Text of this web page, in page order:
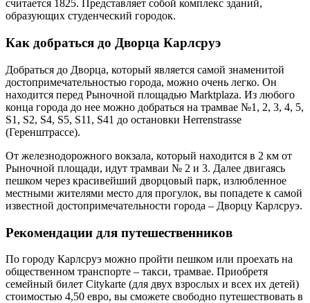
считается 1825. Представляет собой комплекс зданий,
образующих студенческий городок.
Как добраться до Дворца Карлсруэ
Добраться до Дворца, который является самой знаменитой
достопримечательностью города, можно очень легко. Он
находится перед Рыночной площадью Marktplaza. Из любого
конца города до нее можно добраться на трамвае №1, 2, 3, 4, 5,
S1, S2, S4, S5, S11, S41 до остановки Herrenstrasse
(Геренштрассе).
От железнодорожного вокзала, который находится в 2 км от
Рыночной площади, идут трамваи № 2 и 3. Далее двигаясь
пешком через красивейший дворцовый парк, излюбленное
местными жителями место для прогулок, вы попадете к самой
известной достопримечательности города – Дворцу Карлсруэ.
Рекомендации для путешественников
По городу Карлсруэ можно пройти пешком или проехать на
общественном транспорте – такси, трамвае. Приобретя
семейный билет Citykarte (для двух взрослых и всех их детей)
стоимостью 4,50 евро, вы сможете свободно путешествовать в